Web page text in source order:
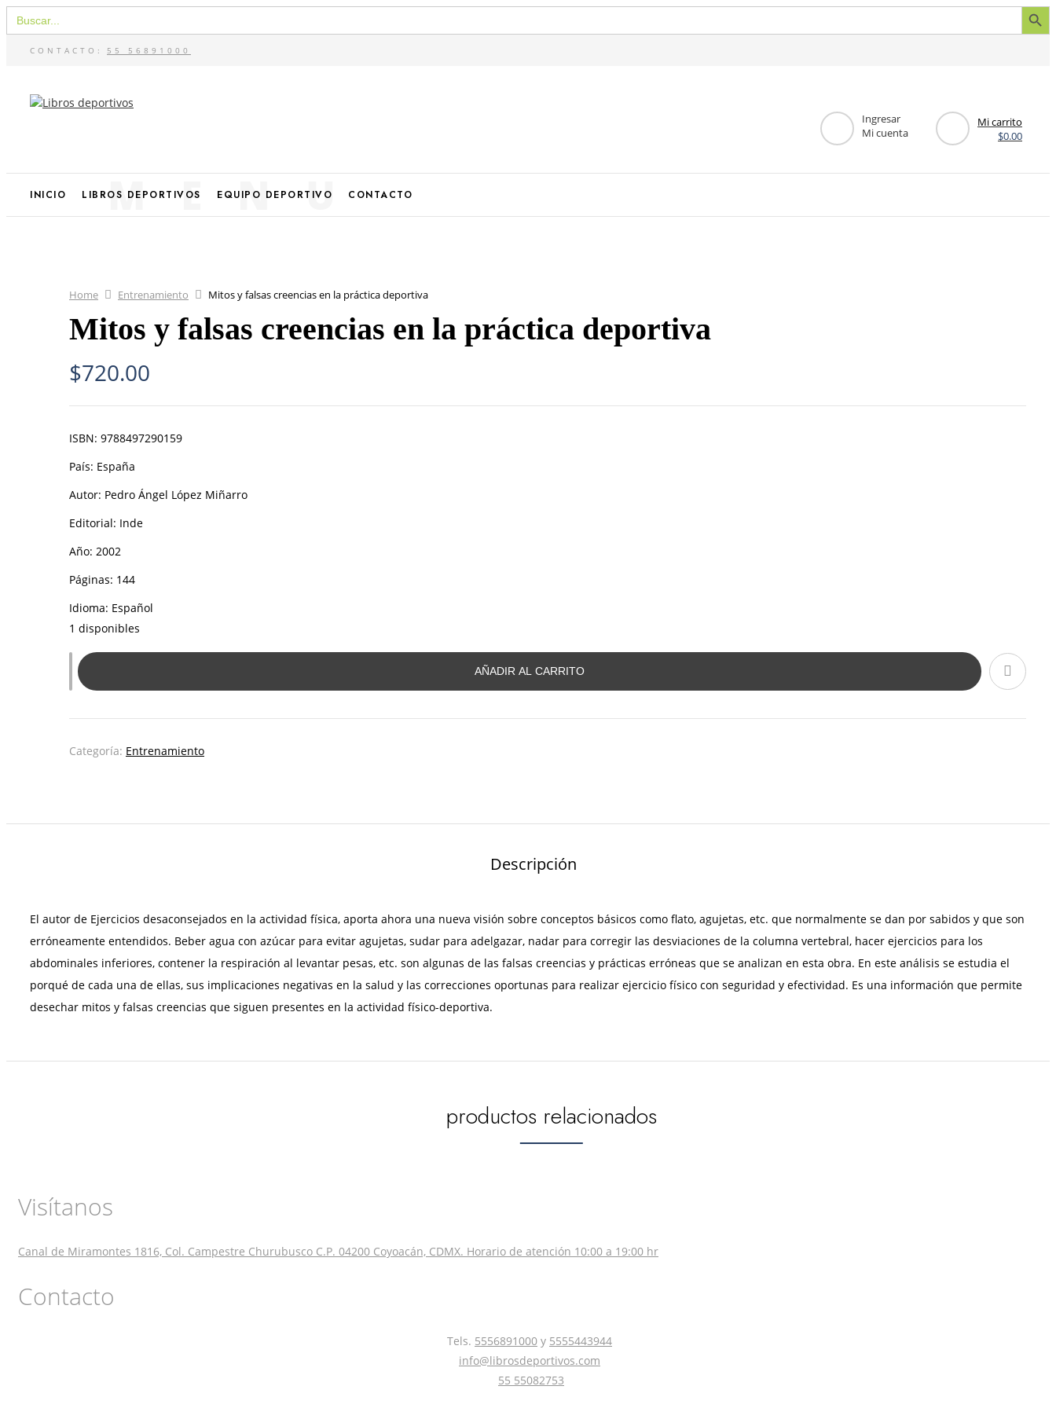
Buscar: Botón de
CONTACTO: 55 56891000
Ingresar
Mi cuenta
Mi carrito
$0.00
INICIO LIBROS DEPORTIVOS EQUIPO DEPORTIVO CONTACTO
MENU
Home Entrenamiento Mitos y falsas creencias en la práctica deportiva
Mitos y falsas creencias en la práctica deportiva
$720.00
ISBN: 9788497290159
País: España
Autor: Pedro Ángel López Miñarro
Editorial: Inde
Año: 2002
Páginas: 144
Idioma: Español
1 disponibles
Mitos
la
AÑADIR AL CARRITO
Categoría: Entrenamiento
Descripción
El autor de Ejercicios desaconsejados en la actividad física, aporta ahora una nueva visión sobre conceptos básicos como flato, agujetas, etc. que normalmente se dan por sabidos y que son
erróneamente entendidos. Beber agua con azúcar para evitar agujetas, sudar para adelgazar, nadar para corregir las desviaciones de la columna vertebral, hacer ejercicios para los
abdominales inferiores, contener la respiración al levantar pesas, etc. son algunas de las falsas creencias y prácticas erróneas que se analizan en esta obra. En este análisis se estudia el
porqué de cada una de ellas, sus implicaciones negativas en la salud y las correcciones oportunas para realizar ejercicio físico con seguridad y efectividad. Es una información que permite
desechar mitos y falsas creencias que siguen presentes en la actividad físico-deportiva.
productos relacionados
Visítanos
Canal de Miramontes 1816, Col. Campestre Churubusco C.P. 04200 Coyoacán, CDMX. Horario de atención 10:00 a 19:00 hr
Contacto
Tels. 5556891000 y 5555443944
info@librosdeportivos.com
55 55082753